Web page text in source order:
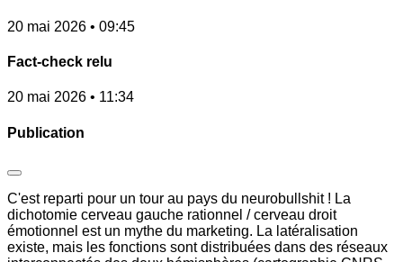
20 mai 2026 • 09:45
Fact-check relu
20 mai 2026 • 11:34
Publication
C'est reparti pour un tour au pays du neurobullshit ! La
dichotomie cerveau gauche rationnel / cerveau droit
émotionnel est un mythe du marketing. La latéralisation
existe, mais les fonctions sont distribuées dans des réseaux